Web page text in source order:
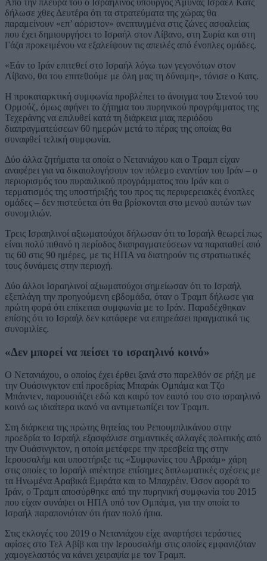
Από την πλευρά του ο Ισραηλινός υπουργός Άμυνας Ισραέλ Κατς
δήλωσε χθες Δευτέρα ότι τα στρατεύματα της χώρας θα
παραμείνουν «επ’ αόριστον» ανεπτυγμένα στις ζώνες ασφαλείας
που έχει δημιουργήσει το Ισραήλ στον Λίβανο, στη Συρία και στη
Γάζα προκειμένου να εξαλείψουν τις απειλές από ένοπλες ομάδες.
«Εάν το Ιράν επιτεθεί στο Ισραήλ λόγω των γεγονότων στον
Λίβανο, θα του επιτεθούμε με όλη μας τη δύναμη», τόνισε ο Κατς.
Η προκαταρκτική συμφωνία προβλέπει το άνοιγμα του Στενού του
Ορμούζ, όμως αφήνει το ζήτημα του πυρηνικού προγράμματος της
Τεχεράνης να επιλυθεί κατά τη διάρκεια μιας περιόδου
διαπραγματεύσεων 60 ημερών μετά το πέρας της οποίας θα
συναφθεί τελική συμφωνία.
Δύο άλλα ζητήματα τα οποία ο Νετανιάχου και ο Τραμπ είχαν
αναφέρει για να δικαιολογήσουν τον πόλεμο εναντίον του Ιράν – ο
περιορισμός του πυραυλικού προγράμματος του Ιράν και ο
τερματισμός της υποστήριξής του προς τις περιφερειακές ένοπλες
ομάδες – δεν πιστεύεται ότι θα βρίσκονται στο μενού αυτών των
συνομιλιών.
Τρεις Ισραηλινοί αξιωματούχοι δήλωσαν ότι το Ισραήλ θεωρεί πως
είναι πολύ πιθανό η περίοδος διαπραγματεύσεων να παραταθεί από
τις 60 στις 90 ημέρες, με τις ΗΠΑ να διατηρούν τις στρατιωτικές
τους δυνάμεις στην περιοχή.
Δύο άλλοι Ισραηλινοί αξιωματούχοι σημείωσαν ότι το Ισραήλ
εξεπλάγη την προηγούμενη εβδομάδα, όταν ο Τραμπ δήλωσε για
πρώτη φορά ότι επίκειται συμφωνία με το Ιράν. Παραδέχθηκαν
επίσης ότι το Ισραήλ δεν κατάφερε να επηρεάσει πραγματικά τις
συνομιλίες.
«Δεν μπορεί να πείσει το ισραηλινό κοινό»
Ο Νετανιάχου, ο οποίος έχει έρθει ξανά στο παρελθόν σε ρήξη με
την Ουάσινγκτον επί προεδρίας Μπαράκ Ομπάμα και Τζο
Μπάιντεν, παρουσιάζει εδώ και καιρό τον εαυτό του στο ισραηλινό
κοινό ως ιδιαίτερα ικανό να αντιμετωπίζει τον Τραμπ.
Στη διάρκεια της πρώτης θητείας του Ρεπουμπλικάνου στην
προεδρία το Ισραήλ εξασφάλισε σημαντικές αλλαγές πολιτικής από
την Ουάσινγκτον, η οποία μετέφερε την πρεσβεία της στην
Ιερουσαλήμ και υποστήριξε τις «Συμφωνίες του Αβραάμ» χάρη
στις οποίες το Ισραήλ απέκτησε επίσημες διπλωματικές σχέσεις με
τα Ηνωμένα Αραβικά Εμιράτα και το Μπαχρέιν. Όσον αφορά το
Ιράν, ο Τραμπ αποσύρθηκε από την πυρηνική συμφωνία του 2015
που είχαν συνάψει οι ΗΠΑ υπό τον Ομπάμα, για την οποία το
Ισραήλ παραπονιόταν ότι ήταν πολύ ήπια.
Στις εκλογές του 2019 ο Νετανιάχου είχε αναρτήσει τεράστιες
αφίσες στο Τελ Αβίβ και την Ιερουσαλήμ στις οποίες εμφανιζόταν
χαμογελαστός να κάνει χειραψία με τον Τραμπ.